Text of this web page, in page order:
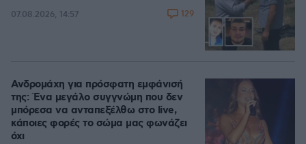
07.08.2026, 14:57 129
Ανδρομάχη για πρόσφατη εμφάνισή
της: Ένα μεγάλο συγγνώμη που δεν
μπόρεσα να ανταπεξέλθω στο live,
κάποιες φορές το σώμα μας φωνάζει
όχι